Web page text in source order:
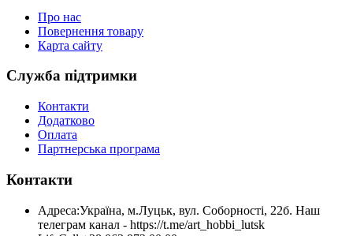
Про нас
Повернення товару
Карта сайту
Служба підтримки
Контакти
Додатково
Оплата
Партнерська програма
Контакти
Адреса:Україна, м.Луцьк, вул. Соборності, 22б. Наш
телеграм канал - https://t.me/art_hobbi_lutsk